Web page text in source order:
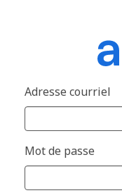
Adresse courriel
Mot de passe